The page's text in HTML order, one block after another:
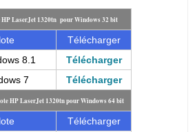
LaserJet 1320tn pour Windows 32 bit
Télécharger
8.1
Télécharger
7
Télécharger
HP LaserJet 1320tn pour Windows 64 bit
Télécharger